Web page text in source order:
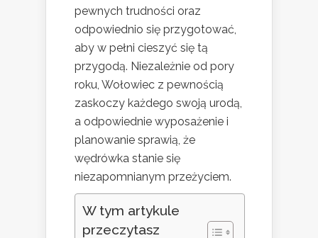
pewnych trudności oraz
odpowiednio się przygotować,
aby w pełni cieszyć się tą
przygodą. Niezależnie od pory
roku, Wołowiec z pewnością
zaskoczy każdego swoją urodą,
a odpowiednie wyposażenie i
planowanie sprawią, że
wędrówka stanie się
niezapomnianym przeżyciem.
W tym artykule
przeczytasz